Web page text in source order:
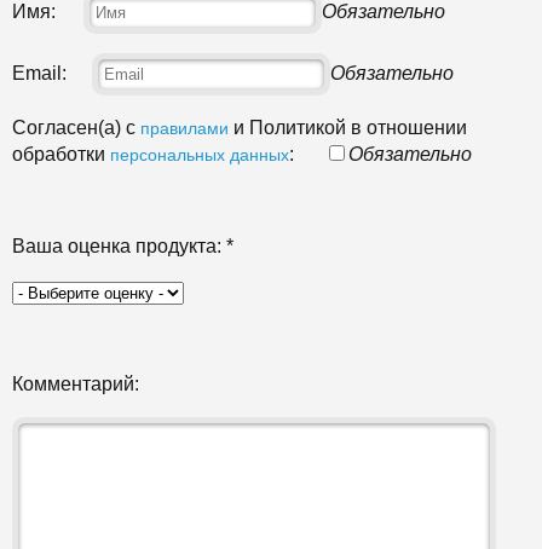
Имя: Обязательно
Email: Обязательно
Согласен(а) с правилами и Политикой в отношении
обработки персональных данных: Обязательно
Ваша оценка продукта: *
Комментарий: